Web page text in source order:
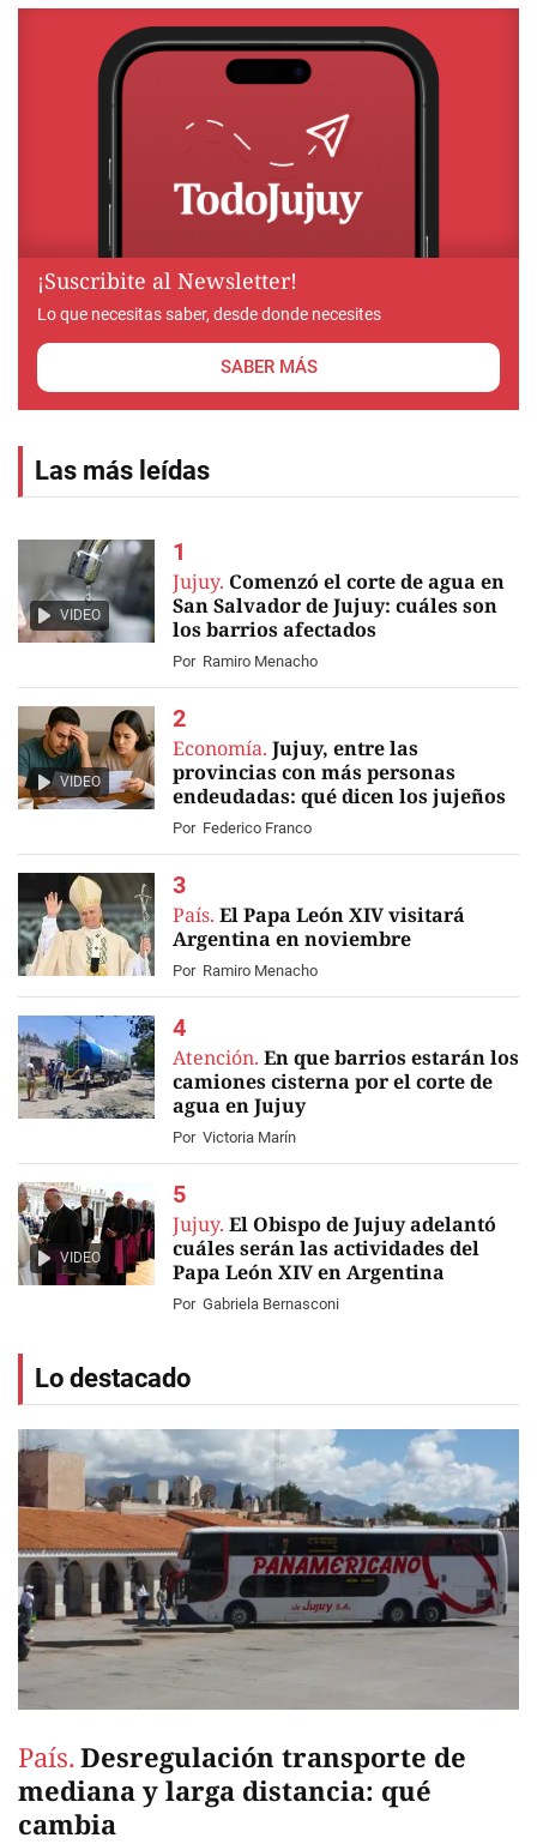
¡Suscribite al Newsletter!
Lo que necesitas saber, desde donde necesites
SABER MÁS
Las más leídas
VIDEO
Jujuy. Comenzó el corte de agua en
San Salvador de Jujuy: cuáles son
los barrios afectados
Por Ramiro Menacho
VIDEO
Economía. Jujuy, entre las
provincias con más personas
endeudadas: qué dicen los jujeños
Por Federico Franco
País. El Papa León XIV visitará
Argentina en noviembre
Por Ramiro Menacho
Atención. En que barrios estarán los
camiones cisterna por el corte de
agua en Jujuy
Por Victoria Marín
VIDEO
Jujuy. El Obispo de Jujuy adelantó
cuáles serán las actividades del
Papa León XIV en Argentina
Por Gabriela Bernasconi
Lo destacado
País. Desregulación transporte de
mediana y larga distancia: qué
cambia